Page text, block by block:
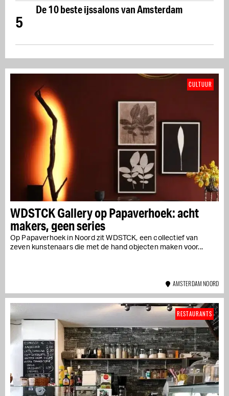
5
De 10 beste ijssalons van Amsterdam
WDSTCK Gallery op Papaverhoek: acht
makers, geen series
Op Papaverhoek in Noord zit WDSTCK, een collectief van
zeven kunstenaars die met de hand objecten maken voor...
CULTUUR
AMSTERDAM NOORD
RESTAURANTS